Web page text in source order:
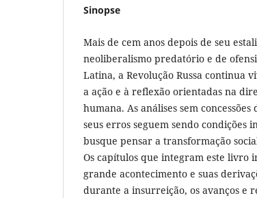
Sinopse
Mais de cem anos depois de seu
neoliberalismo predatório e de
Latina, a Revolução Russa continua
a ação e à reflexão orientadas na
humana. As análises sem
seus erros seguem sendo condições
busque pensar a transformação
Os capítulos que integram este livro
grande acontecimento e suas
durante a insurreição, os avanços e